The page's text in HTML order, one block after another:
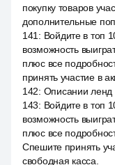
покупку товаров
дополнительные
141 : Войдите в топ
возможность
плюс все
принять участие в
142: Описании ленд
143: Войдите в топ
возможность
плюс все
Спешите принять
свободная касса.